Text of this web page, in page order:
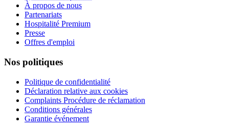
À propos de nous
Partenariats
Hospitalité Premium
Presse
Offres d'emploi
Nos politiques
Politique de confidentialité
Déclaration relative aux cookies
Complaints Procédure de réclamation
Conditions générales
Garantie événement